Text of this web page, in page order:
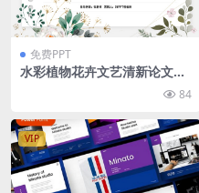
免费PPT
水彩植物花卉文艺清新论文答
84
VIP